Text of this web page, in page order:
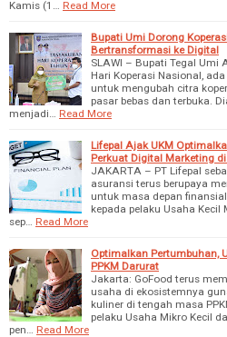
Kamis (1…
Read More
Bupati Umi Dorong
Bertransformasi ke Digital
SLAWI – Bupati Tegal Umi
Hari Koperasi Nasional,
untuk mengubah citra
pasar bebas dan terbuka.
menjadi…
Read More
Lifepal Ajak UKM
Perkuat Digital Marketing
JAKARTA – PT Lifepal
asuransi terus berupaya
untuk masa depan
kepada pelaku Usaha Kecil
sep…
Read More
Optimalkan Pertumbuhan,
PPKM Darurat
Jakarta: GoFood terus
usaha di ekosistemnya
kuliner di tengah masa
pelaku Usaha Mikro Kecil
pen…
Read More